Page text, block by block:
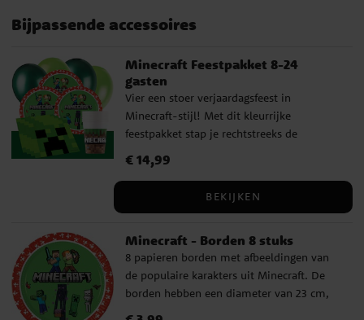
Bijpassende accessoires
Minecraft Feestpakket 8-24
gasten
Vier een stoer verjaardagsfeest in
Minecraft-stijl! Met dit kleurrijke
feestpakket stap je rechtstreeks de
De borden, papieren bekers en servetten
karakters en vormen samen met de groene
tafelkleed een perfecte feesttafel. Alles wat
je nodig hebt voor een geslaagd
verjaardagsfeest zit in dit pakket, ideaal
voor ouders die tijd willen besparen en
hun kind een onvergetelijke dag willen
Prijs: € 14,99
€ 14,99
BEKIJKEN
Minecraft - Borden 8 stuks
8 papieren borden met afbeeldingen van
de populaire karakters uit Minecraft. De
borden hebben een diameter van 23 cm,